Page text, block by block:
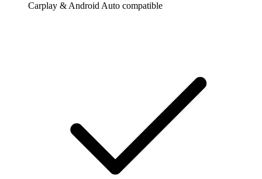
Carplay & Android Auto compatible